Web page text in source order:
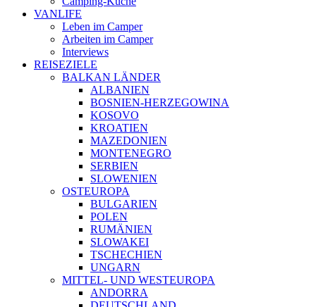
VANLIFE
Leben im Camper
Arbeiten im Camper
Interviews
REISEZIELE
BALKAN LÄNDER
ALBANIEN
BOSNIEN-HERZEGOWINA
KOSOVO
KROATIEN
MAZEDONIEN
MONTENEGRO
SERBIEN
SLOWENIEN
OSTEUROPA
BULGARIEN
POLEN
RUMÄNIEN
SLOWAKEI
TSCHECHIEN
UNGARN
MITTEL- UND WESTEUROPA
ANDORRA